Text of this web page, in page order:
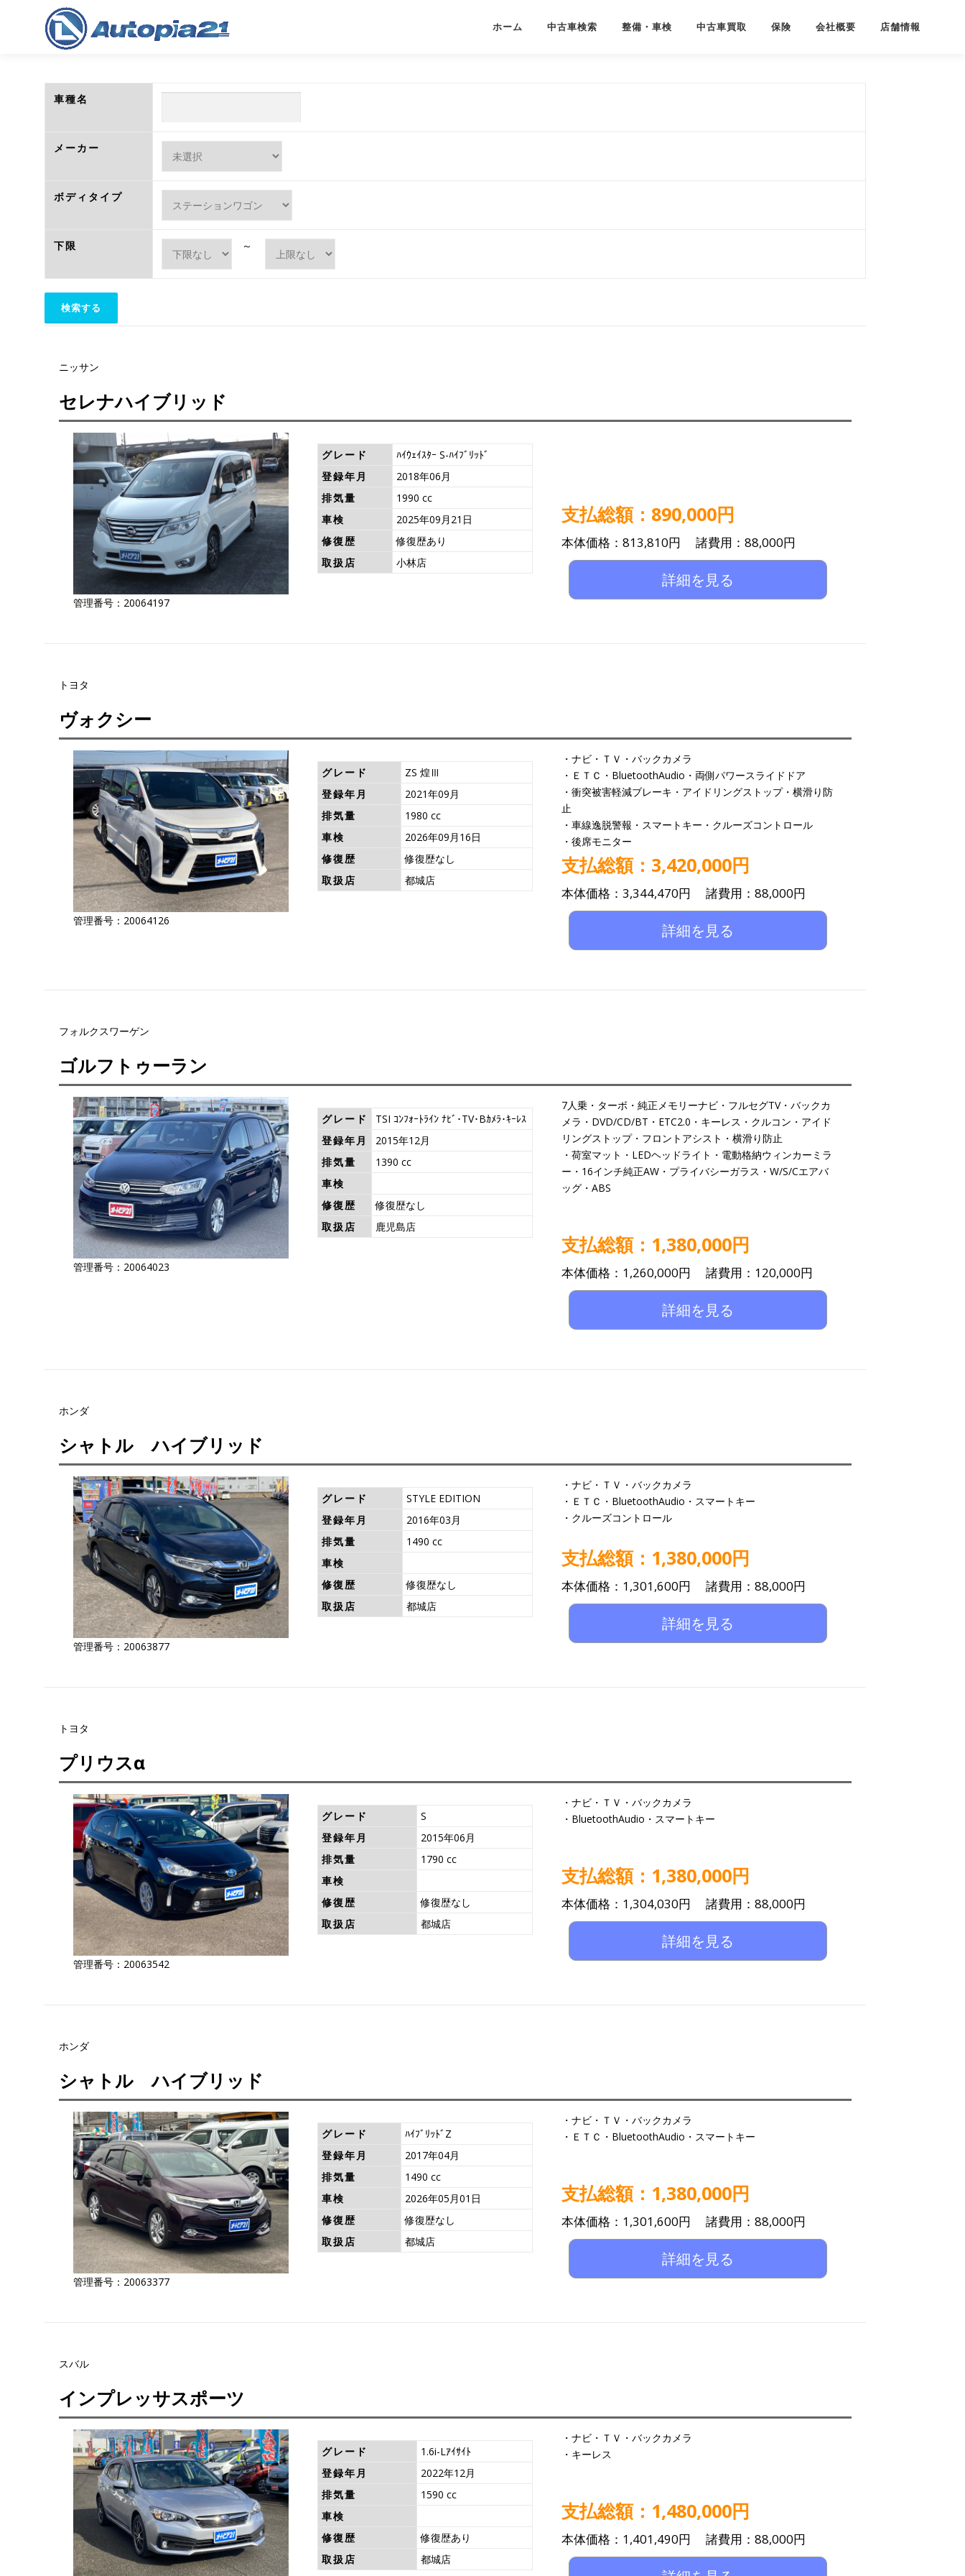
ホーム 中古車検索 整備・車検 中古車買取 保険 会社概要 店舗情報
車種名
メーカー
ボディタイプ
下限 ～
ニッサン
セレナハイブリッド
管理番号：20064197
グレード
ﾊｲｳｪｲｽﾀｰ S-ﾊｲﾌﾞﾘｯﾄﾞ
登録年月
2018年06月
排気量
1990 cc
車検
2025年09月21日
修復歴
修復歴あり
取扱店
小林店
支払総額：890,000円
本体価格：813,810円 諸費用：88,000円
詳細を見る
トヨタ
ヴォクシー
管理番号：20064126
グレード
ZS 煌Ⅲ
登録年月
2021年09月
排気量
1980 cc
車検
2026年09月16日
修復歴
修復歴なし
取扱店
都城店
・ナビ・ＴＶ・バックカメラ
・ＥＴＣ・BluetoothAudio・両側パワースライドドア
・衝突被害軽減ブレーキ・アイドリングストップ・横滑り防
止
・車線逸脱警報・スマートキー・クルーズコントロール
・後席モニター
支払総額：3,420,000円
本体価格：3,344,470円 諸費用：88,000円
詳細を見る
フォルクスワーゲン
ゴルフトゥーラン
管理番号：20064023
グレード
TSI ｺﾝﾌｫｰﾄﾗｲﾝ ﾅﾋﾞ･TV･Bｶﾒﾗ･ｷｰﾚｽ
登録年月
2015年12月
排気量
1390 cc
車検
修復歴
修復歴なし
取扱店
鹿児島店
7人乗・ターボ・純正メモリーナビ・フルセグTV・バックカ
メラ・DVD/CD/BT・ETC2.0・キーレス・クルコン・アイド
リングストップ・フロントアシスト・横滑り防止
・荷室マット・LEDヘッドライト・電動格納ウィンカーミラ
ー・16インチ純正AW・プライバシーガラス・W/S/Cエアバ
ッグ・ABS
支払総額：1,380,000円
本体価格：1,260,000円 諸費用：120,000円
詳細を見る
ホンダ
シャトル ハイブリッド
管理番号：20063877
グレード
STYLE EDITION
登録年月
2016年03月
排気量
1490 cc
車検
修復歴
修復歴なし
取扱店
都城店
・ナビ・ＴＶ・バックカメラ
・ＥＴＣ・BluetoothAudio・スマートキー
・クルーズコントロール
支払総額：1,380,000円
本体価格：1,301,600円 諸費用：88,000円
詳細を見る
トヨタ
プリウスα
管理番号：20063542
グレード
S
登録年月
2015年06月
排気量
1790 cc
車検
修復歴
修復歴なし
取扱店
都城店
・ナビ・ＴＶ・バックカメラ
・BluetoothAudio・スマートキー
支払総額：1,380,000円
本体価格：1,304,030円 諸費用：88,000円
詳細を見る
ホンダ
シャトル ハイブリッド
管理番号：20063377
グレード
ﾊｲﾌﾞﾘｯﾄﾞZ
登録年月
2017年04月
排気量
1490 cc
車検
2026年05月01日
修復歴
修復歴なし
取扱店
都城店
・ナビ・ＴＶ・バックカメラ
・ＥＴＣ・BluetoothAudio・スマートキー
支払総額：1,380,000円
本体価格：1,301,600円 諸費用：88,000円
詳細を見る
スバル
インプレッサスポーツ
グレード
1.6i-Lｱｲｻｲﾄ
登録年月
2022年12月
排気量
1590 cc
車検
修復歴
修復歴あり
取扱店
都城店
・ナビ・ＴＶ・バックカメラ
・キーレス
支払総額：1,480,000円
本体価格：1,401,490円 諸費用：88,000円